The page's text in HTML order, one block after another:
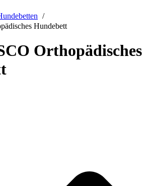
Hundebett
Orthopädisches